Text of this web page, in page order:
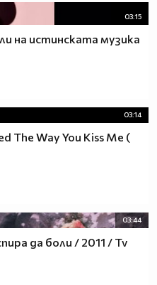
03:15
на истинската музика
03:14
The Way You Kiss Me (
03:44
да боли / 2011 / Tv